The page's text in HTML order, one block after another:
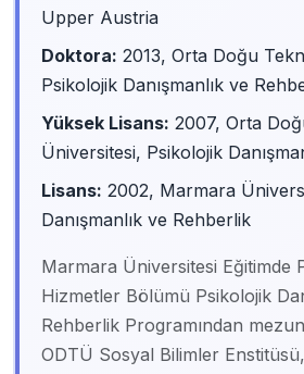
Upper Austria
Doktora: 2013, Orta Doğu
Psikolojik Danışmanlık ve
Yüksek Lisans: 2007, Orta
Üniversitesi, Psikolojik
Lisans: 2002, Marmara
Danışmanlık ve Rehberlik
Marmara Üniversitesi Eğitimde
Hizmetler Bölümü Psikolojik
Rehberlik Programından
ODTÜ Sosyal Bilimler